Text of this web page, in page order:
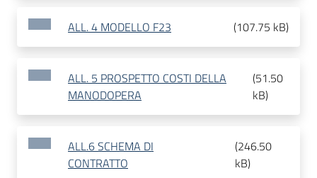
ALL. 4 MODELLO F23 (107.75 kB)
ALL. 5 PROSPETTO COSTI DELLA
MANODOPERA
(51.50
kB)
ALL.6 SCHEMA DI
CONTRATTO
(246.50
kB)